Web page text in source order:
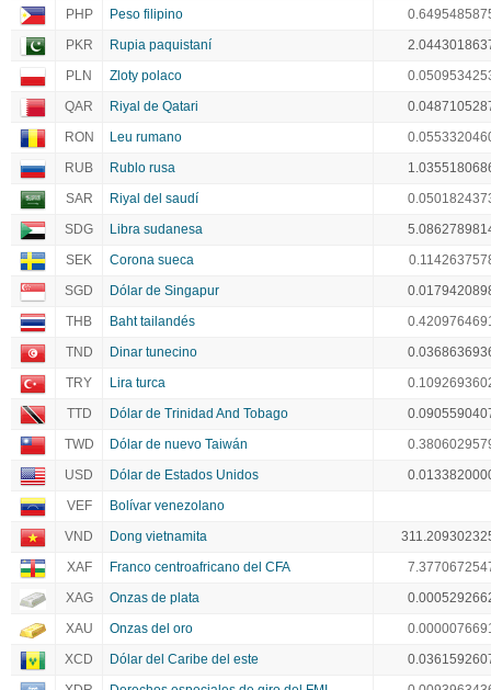
PHP
Peso filipino
PKR
Rupia paquistaní
PLN
Zloty polaco
QAR
Riyal de Qatari
RON
Leu rumano
RUB
Rublo rusa
SAR
Riyal del saudí
SDG
Libra sudanesa
SEK
Corona sueca
SGD
Dólar de Singapur
THB
Baht tailandés
TND
Dinar tunecino
TRY
Lira turca
TTD
Dólar de Trinidad And Tobago
TWD
Dólar de nuevo Taiwán
USD
Dólar de Estados Unidos
VEF
Bolívar venezolano
VND
Dong vietnamita
XAF
Franco centroafricano del CFA
XAG
Onzas de plata
XAU
Onzas del oro
XCD
Dólar del Caribe del este